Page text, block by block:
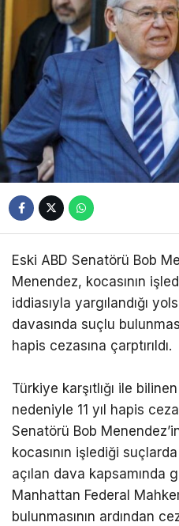
Eski ABD Senatörü Bob
Menendez, kocasının
iddiasıyla yargılandığı
davasında suçlu
hapis cezasına çarptırıldı.
Türkiye karşıtlığı ile
nedeniyle 11 yıl hapis
Senatörü Bob
kocasının işlediği
açılan dava kapsamında
Manhattan Federal
bulunmasının ardından